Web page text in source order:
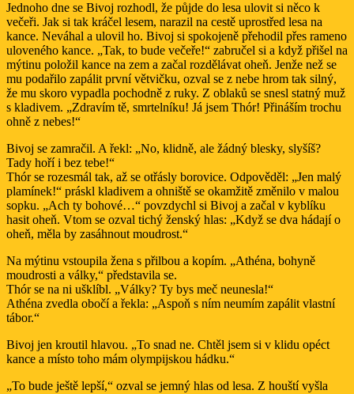
Jednoho dne se Bivoj rozhodl, že půjde do lesa ulovit si něco k
večeři. Jak si tak kráčel lesem, narazil na cestě uprostřed lesa na
kance. Neváhal a ulovil ho. Bivoj si spokojeně přehodil přes rameno
uloveného kance. „Tak, to bude večeře!“ zabručel si a když přišel na
mýtinu položil kance na zem a začal rozdělávat oheň. Jenže než se
mu podařilo zapálit první větvičku, ozval se z nebe hrom tak silný,
že mu skoro vypadla pochodně z ruky. Z oblaků se snesl statný muž
s kladivem. „Zdravím tě, smrtelníku! Já jsem Thór! Přináším trochu
ohně z nebes!“
Bivoj se zamračil. A řekl: „No, klidně, ale žádný blesky, slyšíš?
Tady hoří i bez tebe!“
Thór se rozesmál tak, až se otřásly borovice. Odpověděl: „Jen malý
plamínek!“ práskl kladivem a ohniště se okamžitě změnilo v malou
sopku. „Ach ty bohové…“ povzdychl si Bivoj a začal v kyblíku
hasit oheň. Vtom se ozval tichý ženský hlas: „Když se dva hádají o
oheň, měla by zasáhnout moudrost.“
Na mýtinu vstoupila žena s přilbou a kopím. „Athéna, bohyně
moudrosti a války,“ představila se.
Thór se na ni ušklíbl. „Války? Ty bys meč neunesla!“
Athéna zvedla obočí a řekla: „Aspoň s ním neumím zapálit vlastní
tábor.“
Bivoj jen kroutil hlavou. „To snad ne. Chtěl jsem si v klidu opéct
kance a místo toho mám olympijskou hádku.“
„To bude ještě lepší,“ ozval se jemný hlas od lesa. Z houští vyšla